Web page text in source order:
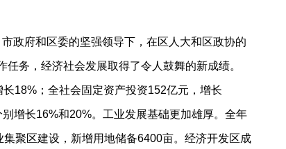
政府和区委的坚强领导下，在区人大和区政协的
务，经济社会发展取得了令人鼓舞的新成绩。
18%；全社会固定资产投资152亿元，增长
增长16%和20%。工业发展基础更加雄厚。全年
聚区建设，新增用地储备6400亩。经济开发区成